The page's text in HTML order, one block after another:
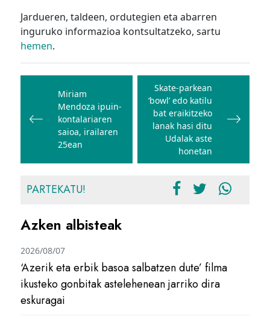
Jardueren, taldeen, ordutegien eta abarren
inguruko informazioa kontsultatzeko, sartu
hemen.
Bidalketetan
zehar
nabigatu
Miriam
Mendoza ipuin-
kontalariaren
saioa, irailaren
25ean
Skate-parkean
‘bowl’ edo katilu
bat eraikitzeko
lanak hasi ditu
Udalak aste
honetan
PARTEKATU!
Azken albisteak
‘Azerik eta erbik basoa salbatzen dute’ filma
ikusteko gonbitak astelehenean jarriko dira
eskuragai
2026/08/07